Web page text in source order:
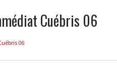
Cuébris 06
06